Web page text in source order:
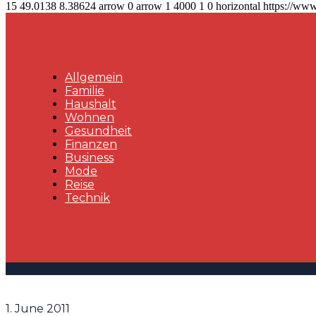
15 49.0138 8.38624 arrow 0 arrow 1 4000 1 0 horizontal https://
Allgemein
Familie
Haushalt
Wohnen
Gesundheit
Finanzen
Business
Mode
Reise
Technik
1. June 2011